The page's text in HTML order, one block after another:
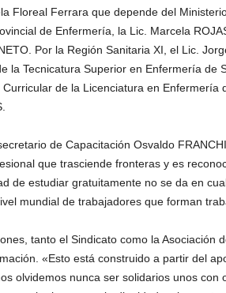
Floreal Ferrara que depende del
de Enfermería, la Lic. Marcela
Por la Región Sanitaria XI, el Lic.
la Tecnicatura Superior en Enfermería de
de la Licenciatura en Enfermería
de Capacitación Osvaldo
que trasciende fronteras y es
de estudiar gratuitamente no se da en
mundial de trabajadores que forman
tanto el Sindicato como la Asociación
«Esto está construido a partir del
olvidemos nunca ser solidarios unos con